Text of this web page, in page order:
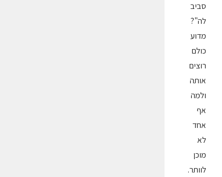
סביב
לה"?
מדוע
כולם
רוצים
אותה
ולמה
אף
אחד
לא
מוכן
לוותר.